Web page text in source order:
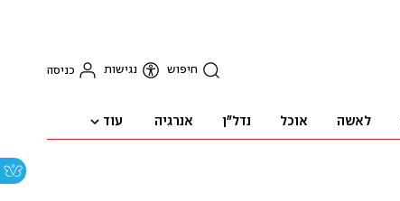
חיפוש נגישות כניסה
לאשה אוכל נדל"ן אנרגיה עוד